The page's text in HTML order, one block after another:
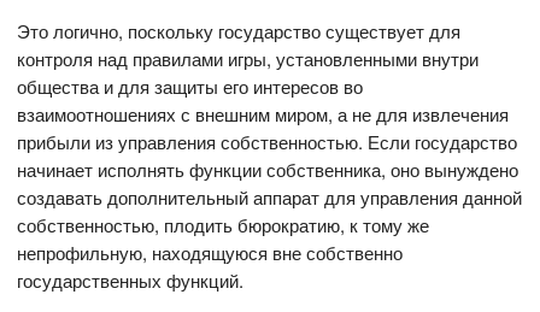
Это логично, поскольку государство существует для
контроля над правилами игры, установленными внутри
общества и для защиты его интересов во
взаимоотношениях с внешним миром, а не для извлечения
прибыли из управления собственностью. Если государство
начинает исполнять функции собственника, оно вынуждено
создавать дополнительный аппарат для управления данной
собственностью, плодить бюрократию, к тому же
непрофильную, находящуюся вне собственно
государственных функций.